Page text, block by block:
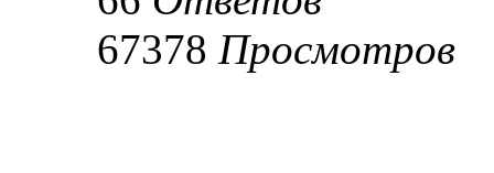
67378 Просмотров